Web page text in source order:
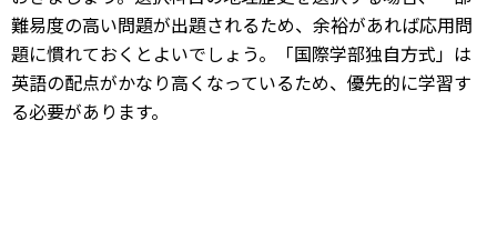
難易度の高い問題が出題されるため、余裕があれば応用問
題に慣れておくとよいでしょう。「国際学部独自方式」は
英語の配点がかなり高くなっているため、優先的に学習す
る必要があります。